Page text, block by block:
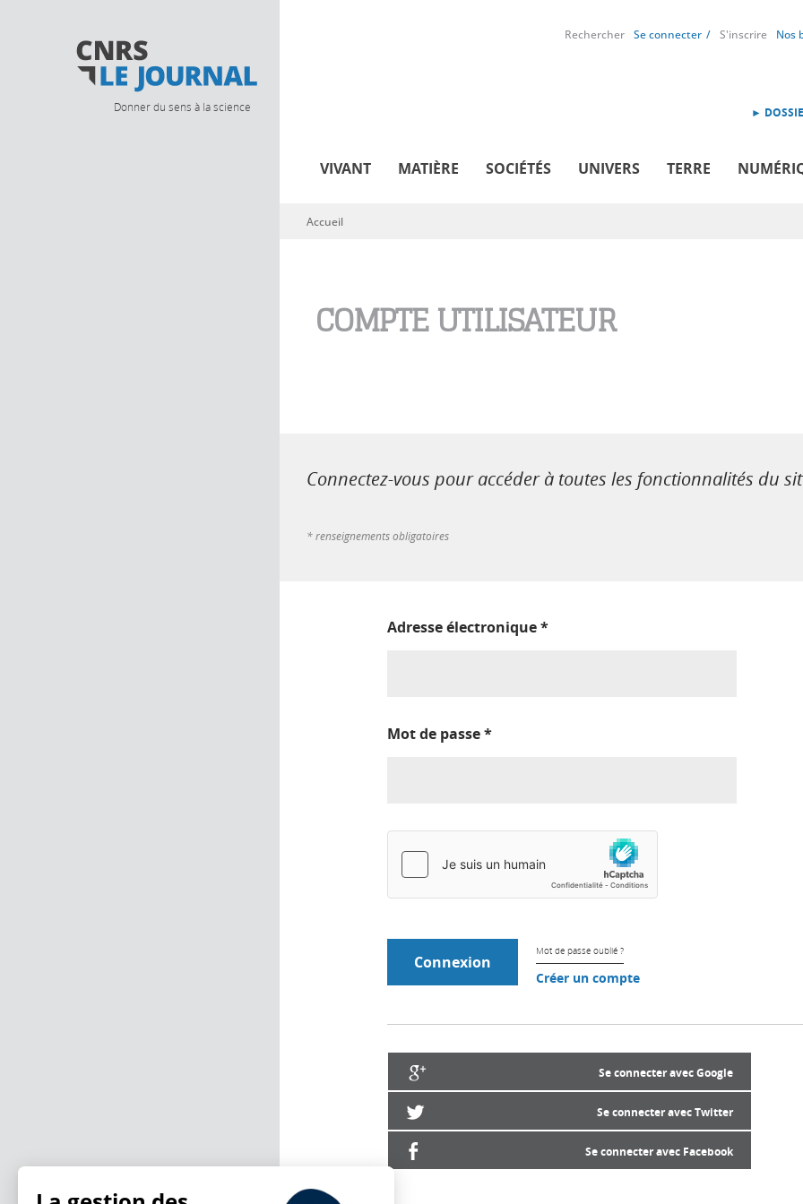
Donner du sens à la science
Rechercher Se connecter S'inscrire Nos
►
VIVANT MATIÈRE SOCIÉTÉS UNIVERS TERRE
Vous êtes ici
Accueil
COMPTE UTILISATEUR
Connectez-vous pour accéder à toutes les fonctionnalités du
* renseignements obligatoires
Adresse électronique*
Mot de passe*
Mot de passe oublié ?
Créer un compte
Se connecter avec Google
Se connecter avec Twitter
Se connecter avec Facebook